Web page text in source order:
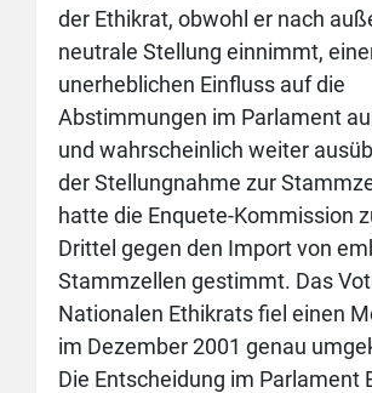
der Ethikrat, obwohl er nach
neutrale Stellung einnimmt,
unerheblichen Einfluss auf die
Abstimmungen im Parlament
und wahrscheinlich weiter
der Stellungnahme zur
hatte die Enquete-Kommission
Drittel gegen den Import von
Stammzellen gestimmt. Das
Nationalen Ethikrats fiel einen
im Dezember 2001 genau
Die Entscheidung im Parlament